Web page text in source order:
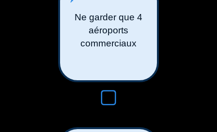
Ne garder que 4
aéroports
commerciaux